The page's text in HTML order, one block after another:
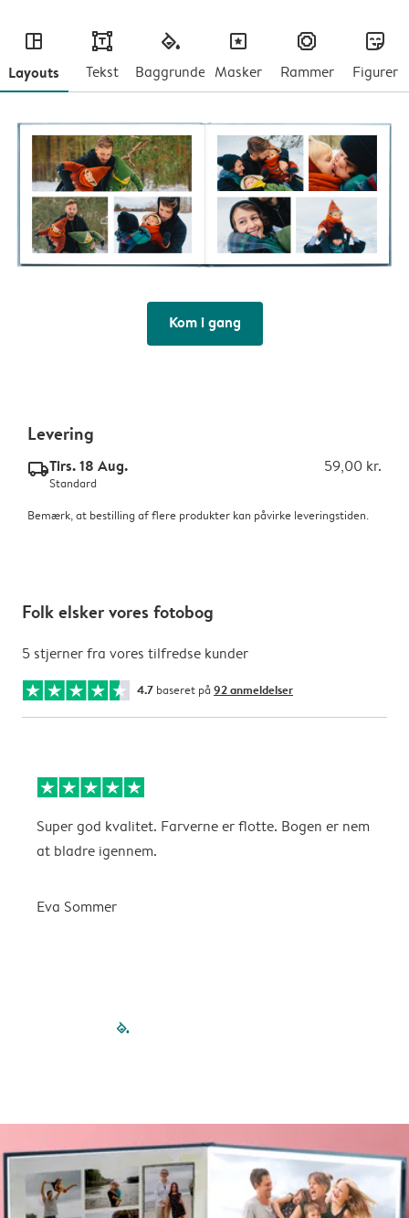
layout
Layouts
text
Tekst
fill
Baggrunde
masks
Masker
frames
Rammer
stickers
Figurer
Kom i gang
Levering
delivery_standard_v2Tirs. 18 Aug. 59,00 kr.
Standard
Bemærk, at bestilling af flere produkter kan påvirke leveringstiden.
Folk elsker vores fotobog
5 stjerner fra vores tilfredse kunder
4.7 baseret på 92 anmeldelser
Super god kvalitet. Farverne er flotte. Bogen er nem
at bladre igennem.
Eva Sommer
filled-pagination